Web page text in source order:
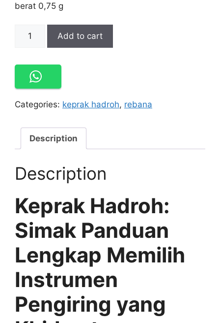
berat 0,75 g
Keprak
Fungsi,
Jenis,
&
Tips
Produsen
Berkualitas
Add to cart
Categories: keprak hadroh, rebana
Description
Description
Keprak Hadroh:
Simak Panduan
Lengkap Memilih
Instrumen
Pengiring yang